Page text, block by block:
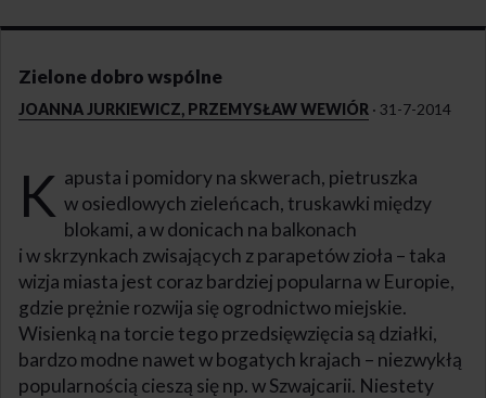
Zielone dobro wspólne
JOANNA JURKIEWICZ, PRZEMYSŁAW WEWIÓR · 31-7-2014
K apusta i pomidory na skwerach, pietruszka
w osiedlowych zieleńcach, truskawki między
blokami, a w donicach na balkonach
i w skrzynkach zwisających z parapetów zioła – taka
wizja miasta jest coraz bardziej popularna w Europie,
gdzie prężnie rozwija się ogrodnictwo miejskie.
Wisienką na torcie tego przedsięwzięcia są działki,
bardzo modne nawet w bogatych krajach – niezwykłą
popularnością cieszą się np. w Szwajcarii. Niestety